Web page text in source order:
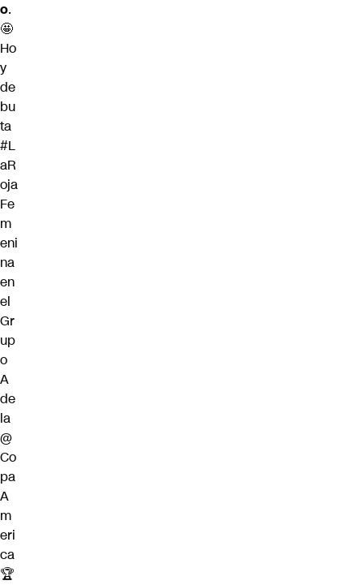
o.
🤩
Ho
y
de
bu
ta
#L
aR
oja
Fe
m
eni
na
en
el
Gr
up
o
A
de
la
@
Co
pa
A
m
eri
ca
🏆